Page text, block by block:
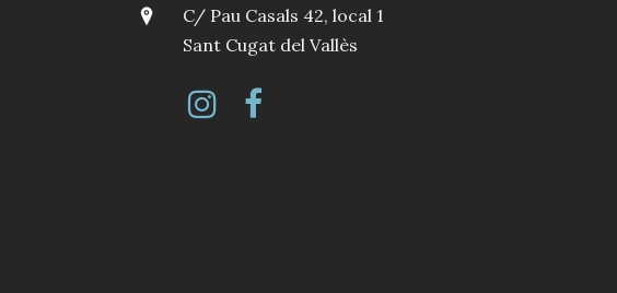
C/ Pau Casals 42, local 1
Sant Cugat del Vallès